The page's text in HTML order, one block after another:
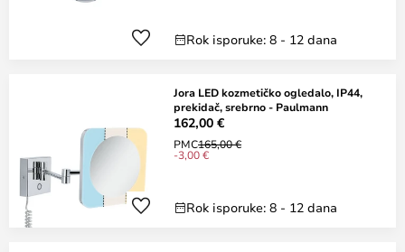
Rok isporuke: 8 - 12 dana
Jora LED kozmetičko ogledalo, IP44,
prekidač, srebrno - Paulmann
162,00 €
PMC165,00 €
-3,00 €
Rok isporuke: 8 - 12 dana